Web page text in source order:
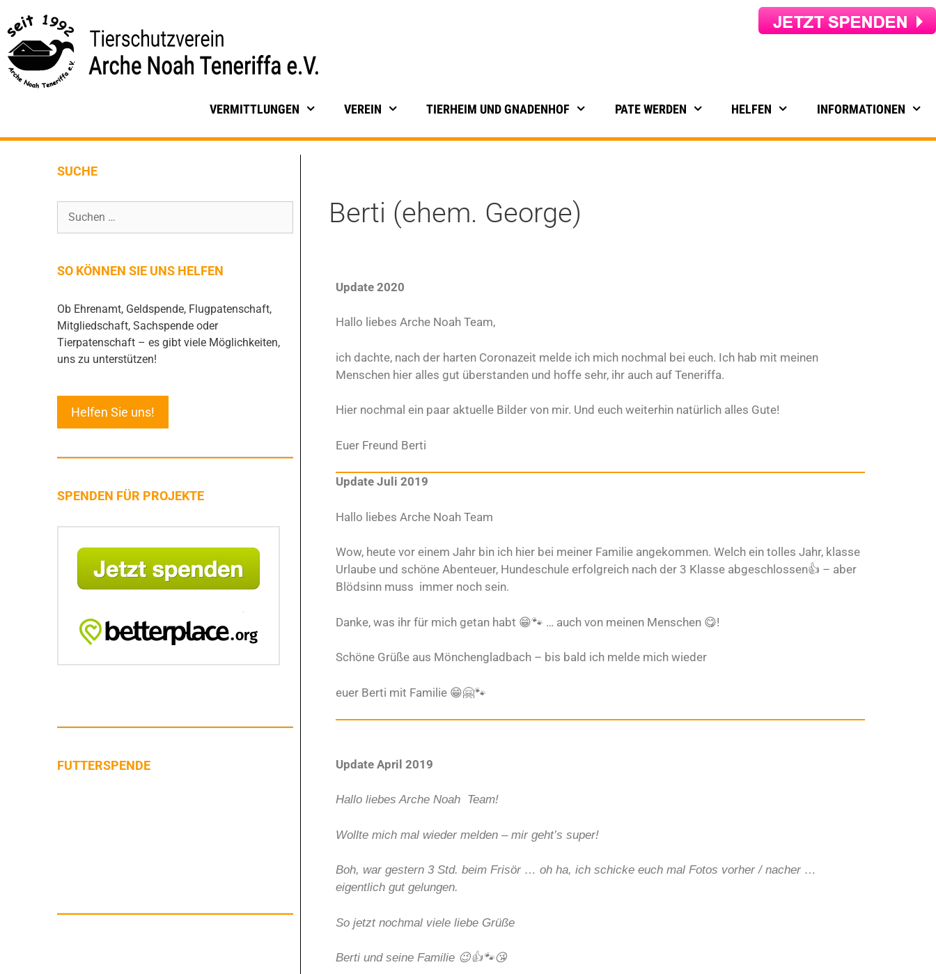
VERMITTLUNGEN VEREIN TIERHEIM UND GNADENHOF PATE WERDEN HELFEN INFORMATIONEN
Berti (ehem. George)
Update 2020
Hallo liebes Arche Noah Team,
ich dachte, nach der harten Coronazeit melde ich mich nochmal bei euch. Ich hab mit meinen
Menschen hier alles gut überstanden und hoffe sehr, ihr auch auf Teneriffa.
Hier nochmal ein paar aktuelle Bilder von mir. Und euch weiterhin natürlich alles Gute!
Euer Freund Berti
Update Juli 2019
Hallo liebes Arche Noah Team
Wow, heute vor einem Jahr bin ich hier bei meiner Familie angekommen. Welch ein tolles Jahr, klasse
Urlaube und schöne Abenteuer, Hundeschule erfolgreich nach der 3 Klasse abgeschlossen👍 – aber
Blödsinn muss immer noch sein.
Danke, was ihr für mich getan habt 😁🐾 … auch von meinen Menschen 😋!
Schöne Grüße aus Mönchengladbach – bis bald ich melde mich wieder
euer Berti mit Familie 😁🤗🐾
Update April 2019
Hallo liebes Arche Noah Team!
Wollte mich mal wieder melden – mir geht’s super!
Boh, war gestern 3 Std. beim Frisör … oh ha, ich schicke euch mal Fotos vorher / nacher …
eigentlich gut gelungen.
So jetzt nochmal viele liebe Grüße
Berti und seine Familie 😉👍🐾😘
SUCHE
SO KÖNNEN SIE UNS HELFEN
Ob Ehrenamt, Geldspende, Flugpatenschaft,
Mitgliedschaft, Sachspende oder
Tierpatenschaft – es gibt viele Möglichkeiten,
uns zu unterstützen!
Helfen Sie uns!
SPENDEN FÜR PROJEKTE
FUTTERSPENDE